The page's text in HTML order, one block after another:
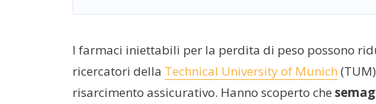
I farmaci iniettabili per la perdita di peso possono
ricercatori della Technical University of Munich
risarcimento assicurativo. Hanno scoperto che